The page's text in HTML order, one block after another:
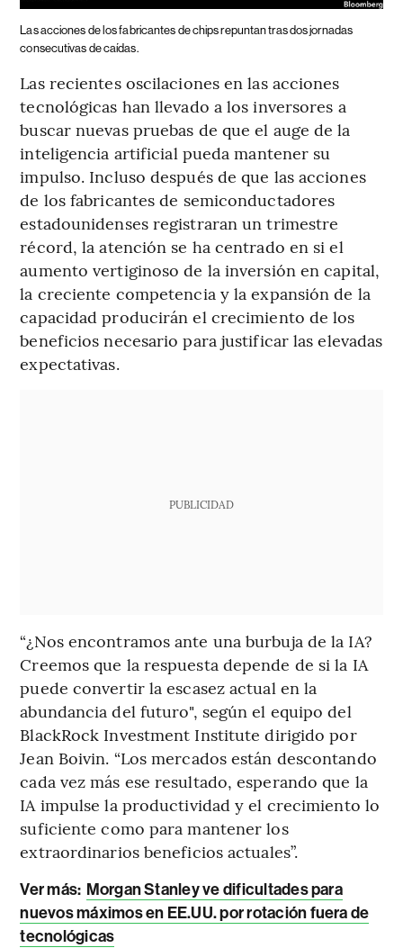
Las acciones de los fabricantes de chips repuntan tras dos jornadas
consecutivas de caídas.
Las recientes oscilaciones en las acciones
tecnológicas han llevado a los inversores a
buscar nuevas pruebas de que el auge de la
inteligencia artificial pueda mantener su
impulso. Incluso después de que las acciones
de los fabricantes de semiconductadores
estadounidenses registraran un trimestre
récord, la atención se ha centrado en si el
aumento vertiginoso de la inversión en capital,
la creciente competencia y la expansión de la
capacidad producirán el crecimiento de los
beneficios necesario para justificar las elevadas
expectativas.
PUBLICIDAD
“¿Nos encontramos ante una burbuja de la IA?
Creemos que la respuesta depende de si la IA
puede convertir la escasez actual en la
abundancia del futuro", según el equipo del
BlackRock Investment Institute dirigido por
Jean Boivin. “Los mercados están descontando
cada vez más ese resultado, esperando que la
IA impulse la productividad y el crecimiento lo
suficiente como para mantener los
extraordinarios beneficios actuales”.
Ver más: Morgan Stanley ve dificultades para
nuevos máximos en EE.UU. por rotación fuera de
tecnológicas